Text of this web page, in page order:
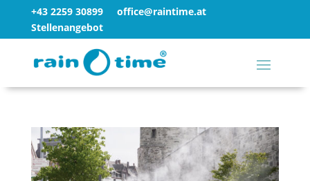
+43 2259 30899
office@raintime.at
Stellenangebot